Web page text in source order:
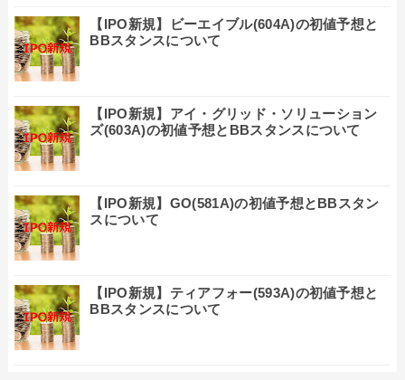
【IPO新規】ビーエイブル(604A)の初値予想と
BBスタンスについて
【IPO新規】アイ・グリッド・ソリューション
ズ(603A)の初値予想とBBスタンスについて
【IPO新規】GO(581A)の初値予想とBBスタン
スについて
【IPO新規】ティアフォー(593A)の初値予想と
BBスタンスについて